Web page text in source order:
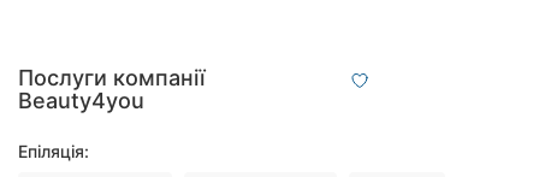
Хмельницький
Рівне
Послуги компанії
Beauty4you
Епіляція: